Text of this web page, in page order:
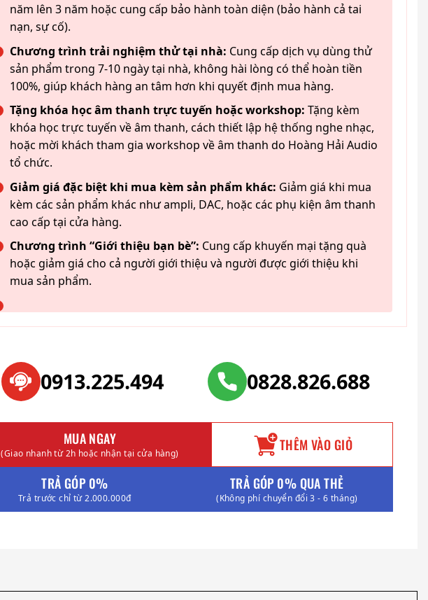
năm lên 3 năm hoặc cung cấp bảo hành toàn diện (bảo hành cả tai
nạn, sự cố).
Chương trình trải nghiệm thử tại nhà: Cung cấp dịch vụ dùng thử
sản phẩm trong 7-10 ngày tại nhà, không hài lòng có thể hoàn tiền
100%, giúp khách hàng an tâm hơn khi quyết định mua hàng.
Tặng khóa học âm thanh trực tuyến hoặc workshop: Tặng kèm
khóa học trực tuyến về âm thanh, cách thiết lập hệ thống nghe nhạc,
hoặc mời khách tham gia workshop về âm thanh do Hoàng Hải Audio
tổ chức.
Giảm giá đặc biệt khi mua kèm sản phẩm khác: Giảm giá khi mua
kèm các sản phẩm khác như ampli, DAC, hoặc các phụ kiện âm thanh
cao cấp tại cửa hàng.
Chương trình “Giới thiệu bạn bè”: Cung cấp khuyến mại tặng quà
hoặc giảm giá cho cả người giới thiệu và người được giới thiệu khi
mua sản phẩm.
0913.225.494 0828.826.688
MUA NGAY
(Giao nhanh từ 2h hoặc nhận tại cửa hàng) THÊM VÀO GIỎ
TRẢ GÓP 0%
Trả trước chỉ từ 2.000.000đ
TRẢ GÓP 0% QUA THẺ
(Không phí chuyển đổi 3 - 6 tháng)